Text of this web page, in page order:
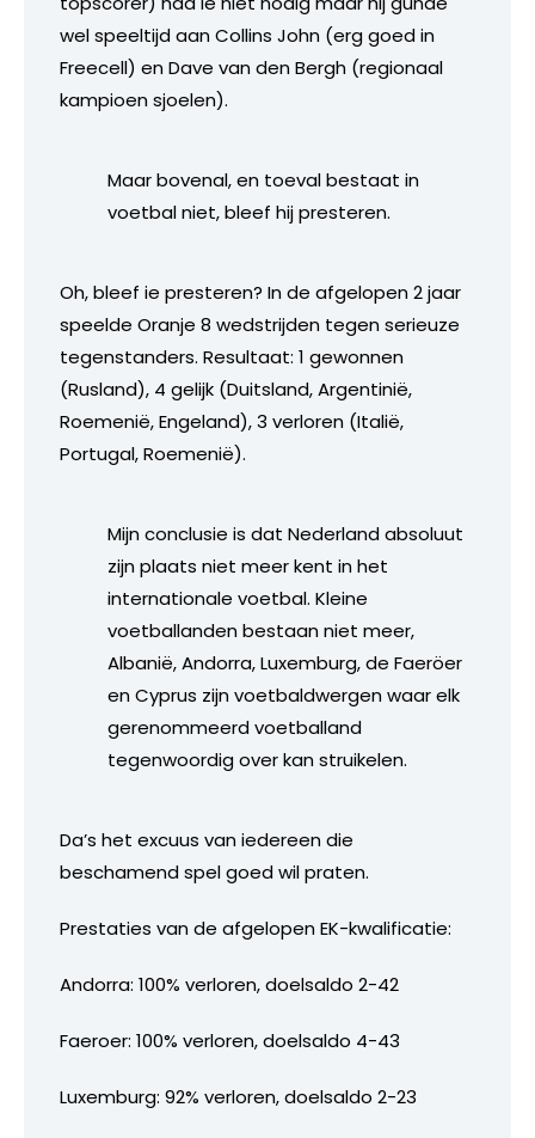
wel speeltijd aan Collins John (erg goed in
Freecell) en Dave van den Bergh (regionaal
kampioen sjoelen).
Maar bovenal, en toeval bestaat in
voetbal niet, bleef hij presteren.
Oh, bleef ie presteren? In de afgelopen 2 jaar
speelde Oranje 8 wedstrijden tegen serieuze
tegenstanders. Resultaat: 1 gewonnen
(Rusland), 4 gelijk (Duitsland, Argentinië,
Roemenië, Engeland), 3 verloren (Italië,
Portugal, Roemenië).
Mijn conclusie is dat Nederland absoluut
zijn plaats niet meer kent in het
internationale voetbal. Kleine
voetballanden bestaan niet meer,
Albanië, Andorra, Luxemburg, de Faeröer
en Cyprus zijn voetbaldwergen waar elk
gerenommeerd voetballand
tegenwoordig over kan struikelen.
Da’s het excuus van iedereen die
beschamend spel goed wil praten.
Prestaties van de afgelopen EK-kwalificatie:
Andorra: 100% verloren, doelsaldo 2-42
Faeroer: 100% verloren, doelsaldo 4-43
Luxemburg: 92% verloren, doelsaldo 2-23